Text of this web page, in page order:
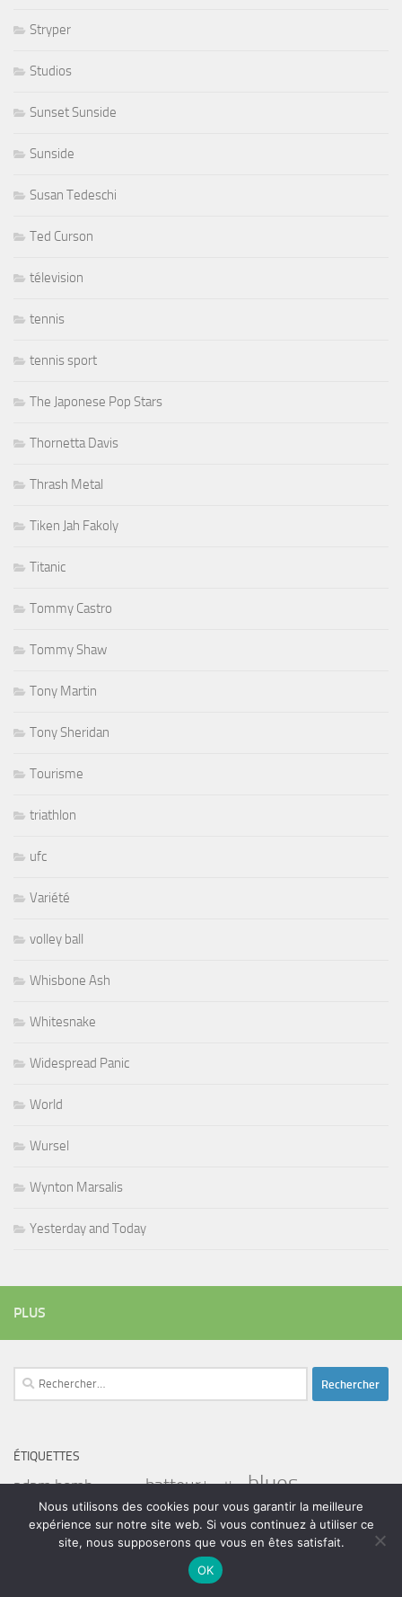
Stryper
Studios
Sunset Sunside
Sunside
Susan Tedeschi
Ted Curson
télevision
tennis
tennis sport
The Japonese Pop Stars
Thornetta Davis
Thrash Metal
Tiken Jah Fakoly
Titanic
Tommy Castro
Tommy Shaw
Tony Martin
Tony Sheridan
Tourisme
triathlon
ufc
Variété
volley ball
Whisbone Ash
Whitesnake
Widespread Panic
World
Wursel
Wynton Marsalis
Yesterday and Today
PLUS
Rechercher :
ÉTIQUETTES
adam bomb batteurbeatlesblues
bootleneck chanteur chanteuse coltrane duc des lombards erick bamy
femme de george harrison glenn hughes golf drouot groupe
guitariste herbie hancock
malien miles davis
Nous utilisons des cookies pour vous garantir la meilleure
expérience sur notre site web. Si vous continuez à utiliser ce
site, nous supposerons que vous en êtes satisfait.
OK